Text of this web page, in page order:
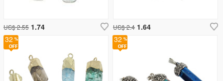
US$ 2.55 1.74
32
US$ 2.4 1.64
32